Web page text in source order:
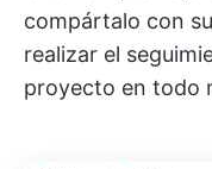
compártalo con
realizar el
proyecto en todo